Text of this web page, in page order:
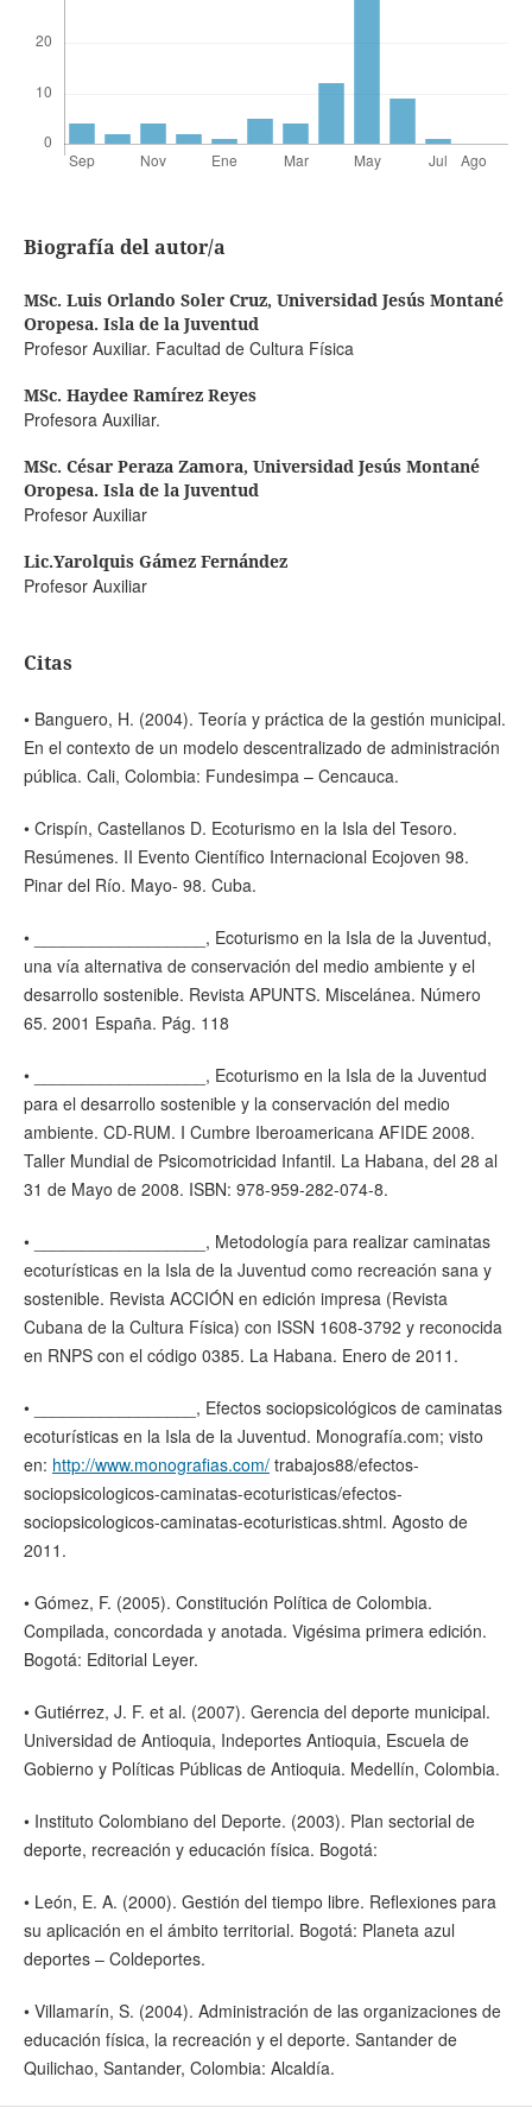
Biografía del autor/a
MSc. Luis Orlando Soler Cruz, Universidad Jesús Montané
Oropesa. Isla de la Juventud
Profesor Auxiliar. Facultad de Cultura Física
MSc. Haydee Ramírez Reyes
Profesora Auxiliar.
MSc. César Peraza Zamora, Universidad Jesús Montané
Oropesa. Isla de la Juventud
Profesor Auxiliar
Lic.Yarolquis Gámez Fernández
Profesor Auxiliar
Citas
• Banguero, H. (2004). Teoría y práctica de la gestión municipal.
En el contexto de un modelo descentralizado de administración
pública. Cali, Colombia: Fundesimpa – Cencauca.
• Crispín, Castellanos D. Ecoturismo en la Isla del Tesoro.
Resúmenes. II Evento Científico Internacional Ecojoven 98.
Pinar del Río. Mayo- 98. Cuba.
• __________________, Ecoturismo en la Isla de la Juventud,
una vía alternativa de conservación del medio ambiente y el
desarrollo sostenible. Revista APUNTS. Miscelánea. Número
65. 2001 España. Pág. 118
• __________________, Ecoturismo en la Isla de la Juventud
para el desarrollo sostenible y la conservación del medio
ambiente. CD-RUM. I Cumbre Iberoamericana AFIDE 2008.
Taller Mundial de Psicomotricidad Infantil. La Habana, del 28 al
31 de Mayo de 2008. ISBN: 978-959-282-074-8.
• __________________, Metodología para realizar caminatas
ecoturísticas en la Isla de la Juventud como recreación sana y
sostenible. Revista ACCIÓN en edición impresa (Revista
Cubana de la Cultura Física) con ISSN 1608-3792 y reconocida
en RNPS con el código 0385. La Habana. Enero de 2011.
• _________________, Efectos sociopsicológicos de caminatas
ecoturísticas en la Isla de la Juventud. Monografía.com; visto
en: http://www.monografias.com/trabajos88/efectos-
sociopsicologicos-caminatas-ecoturisticas/efectos-
sociopsicologicos-caminatas-ecoturisticas.shtml. Agosto de
2011.
• Gómez, F. (2005). Constitución Política de Colombia.
Compilada, concordada y anotada. Vigésima primera edición.
Bogotá: Editorial Leyer.
• Gutiérrez, J. F. et al. (2007). Gerencia del deporte municipal.
Universidad de Antioquia, Indeportes Antioquia, Escuela de
Gobierno y Políticas Públicas de Antioquia. Medellín, Colombia.
• Instituto Colombiano del Deporte. (2003). Plan sectorial de
deporte, recreación y educación física. Bogotá:
• León, E. A. (2000). Gestión del tiempo libre. Reflexiones para
su aplicación en el ámbito territorial. Bogotá: Planeta azul
deportes – Coldeportes.
• Villamarín, S. (2004). Administración de las organizaciones de
educación física, la recreación y el deporte. Santander de
Quilichao, Santander, Colombia: Alcaldía.